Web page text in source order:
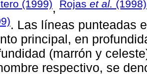
(1999), Rojas et al. (1998)
. Las líneas punteadas
principal, en
(marrón y
respectivo, se